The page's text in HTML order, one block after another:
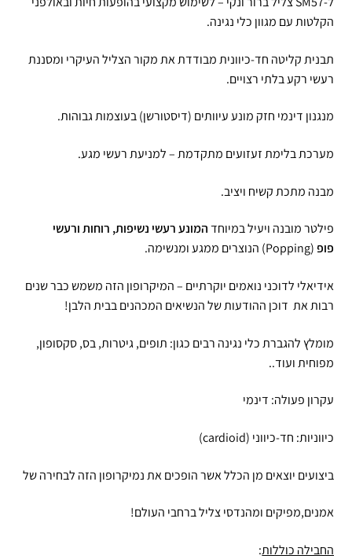
הקלטות עם מגוון כלי נגינה.
תבנית קליטה חד-כיוונית מבודדת את מקור הצליל העיקרי ומסננת
רעשי רקע בלתי רצויים.
מנגנון דינמי חזק מונע עיוותים (דיסטורשן) בעוצמות גבוהות.
מערכת בלימת זעזועים מתקדמת – למניעת רעשי מגע.
מבנה מתכת קשיח ויציב.
פילטר מובנה ויעיל במיוחדהמונע רעשי נשיפות, רוחות ורעשי
פופ (Popping) הנוצרים ממגע ומנשימה.
אידיאלי לדוכני נואמים יוקרתיים – המיקרופון הזה משמש כבר שנים
רבות את דוכן ההודעות של הנשיאים המכהנים בבית הלבן!
מומלץ להגברת כלי נגינה רבים כגון: תופים, גיטרות, בס, סקסופון,
מפוחית ועוד..
עקרון פעולה: דינמי
כיווניות: חד-כיווני (cardioid)
ביצועים יוצאים מן הכלל אשר הופכים את נמיקרופון הזה לבחירה של
אמנים,מפיקים ומהנדסי צליל ברחבי העולם!
החבילה כוללות: